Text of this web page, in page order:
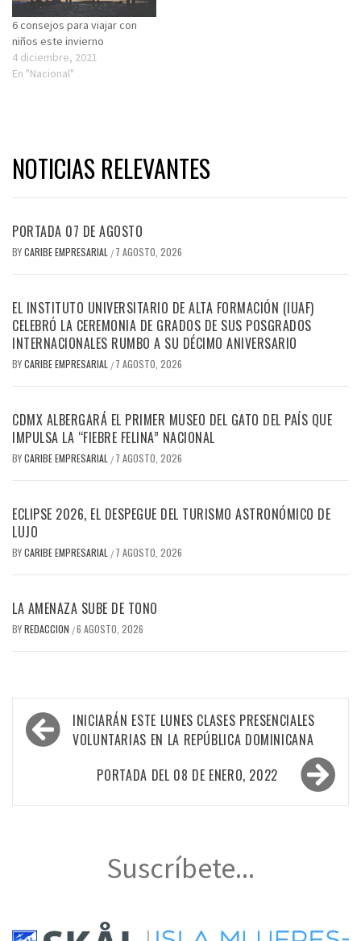
6 consejos para viajar con
niños este invierno
4 diciembre, 2021
En "Nacional"
NOTICIAS RELEVANTES
PORTADA 07 DE AGOSTO
BYCARIBE EMPRESARIAL / 7 AGOSTO, 2026
EL INSTITUTO UNIVERSITARIO DE ALTA FORMACIÓN (IUAF)
CELEBRÓ LA CEREMONIA DE GRADOS DE SUS POSGRADOS
INTERNACIONALES RUMBO A SU DÉCIMO ANIVERSARIO
BYCARIBE EMPRESARIAL / 7 AGOSTO, 2026
CDMX ALBERGARÁ EL PRIMER MUSEO DEL GATO DEL PAÍS QUE
IMPULSA LA “FIEBRE FELINA” NACIONAL
BYCARIBE EMPRESARIAL / 7 AGOSTO, 2026
ECLIPSE 2026, EL DESPEGUE DEL TURISMO ASTRONÓMICO DE
LUJO
BYCARIBE EMPRESARIAL / 7 AGOSTO, 2026
LA AMENAZA SUBE DE TONO
BYREDACCION /6 AGOSTO, 2026
Navegación
de
INICIARÁN ESTE LUNES CLASES PRESENCIALES
VOLUNTARIAS EN LA REPÚBLICA DOMINICANA
PORTADA DEL 08 DE ENERO, 2022
Suscríbete...